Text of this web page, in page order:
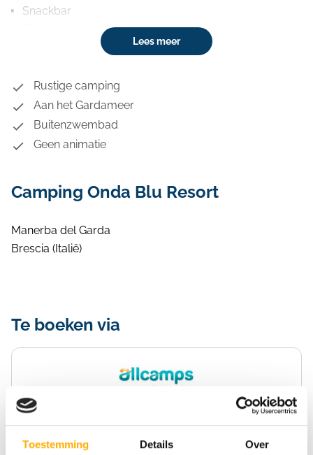
Toestemming Details Over
Snackbar
Wifi (betaald)
Lees meer
Rustige camping
Aan het Gardameer
Buitenzwembad
Geen animatie
Camping Onda Blu Resort
Manerba del Garda
Brescia (Italië)
Te boeken via
Bekijk prijs